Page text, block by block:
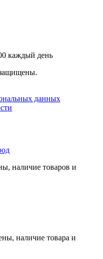
каждый день
данных
наличие товаров и
наличие товара и